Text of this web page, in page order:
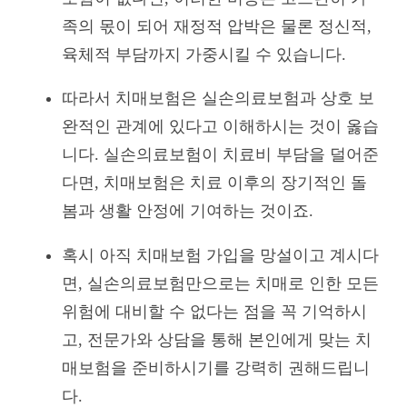
족의 몫이 되어 재정적 압박은 물론 정신적,
육체적 부담까지 가중시킬 수 있습니다.
따라서 치매보험은 실손의료보험과 상호 보
완적인 관계에 있다고 이해하시는 것이 옳습
니다. 실손의료보험이 치료비 부담을 덜어준
다면, 치매보험은 치료 이후의 장기적인 돌
봄과 생활 안정에 기여하는 것이죠.
혹시 아직 치매보험 가입을 망설이고 계시다
면, 실손의료보험만으로는 치매로 인한 모든
위험에 대비할 수 없다는 점을 꼭 기억하시
고, 전문가와 상담을 통해 본인에게 맞는 치
매보험을 준비하시기를 강력히 권해드립니
다.